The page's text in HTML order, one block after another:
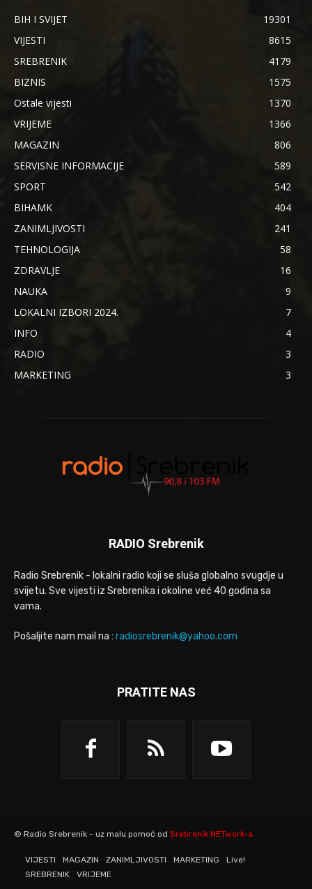
BIH I SVIJET
19301
VIJESTI
8615
SREBRENIK
4179
BIZNIS
1575
Ostale vijesti
1370
VRIJEME
1366
MAGAZIN
806
SERVISNE INFORMACIJE
589
SPORT
542
BIHAMK
404
ZANIMLJIVOSTI
241
TEHNOLOGIJA
58
ZDRAVLJE
16
NAUKA
9
LOKALNI IZBORI 2024.
7
INFO
4
RADIO
3
MARKETING
3
RADIO Srebrenik
Radio Srebrenik - lokalni radio koji se sluša globalno svugdje u
svijetu. Sve vijesti iz Srebrenika i okoline već 40 godina sa
vama.
Pošaljite nam mail na : radiosrebrenik@yahoo.com
PRATITE NAS
© Radio Srebrenik - uz malu pomoć od Srebrenik.NETwork-a
VIJESTI MAGAZIN ZANIMLJIVOSTI MARKETING
Live!
SREBRENIK
VRIJEME